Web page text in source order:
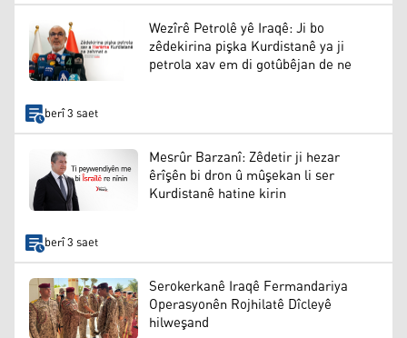
Wezîrê Petrolê yê Iraqê: Ji bo
zêdekirina pişka Kurdistanê ya ji
petrola xav em di gotûbêjan de ne
berî 3 saet
Mesrûr Barzanî: Zêdetir ji hezar
êrîşên bi dron û mûşekan li ser
Kurdistanê hatine kirin
berî 3 saet
Serokerkanê Iraqê Fermandariya
Operasyonên Rojhilatê Dîcleyê
hilweşand